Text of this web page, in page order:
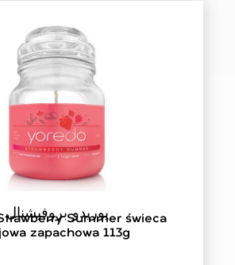
يوريدو بروفيشنالSummer świeca
zapachowa 113g